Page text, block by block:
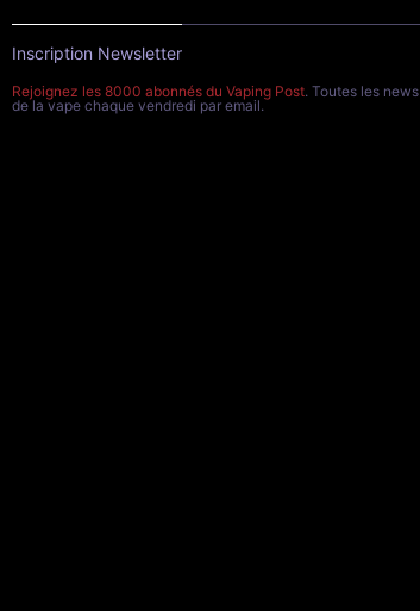
Inscription Newsletter
Rejoignez les 8000 abonnés du Vaping Post. Toutes les news
de la vape chaque vendredi par email.